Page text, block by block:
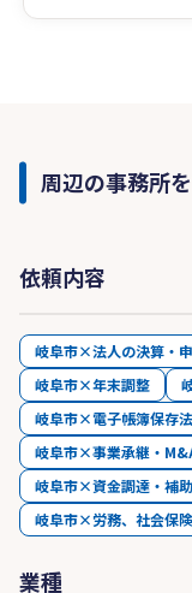
周辺の事務所
依頼内容
岐阜市×法人の決算・
岐阜市×年末調整
岐阜市×電子帳簿保存
岐阜市×事業承継・
岐阜市×資金調達・補
岐阜市×労務、社会保
業種